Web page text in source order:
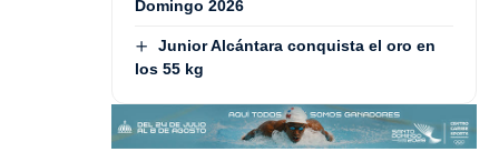
Domingo 2026
Junior Alcántara conquista el oro en
los 55 kg